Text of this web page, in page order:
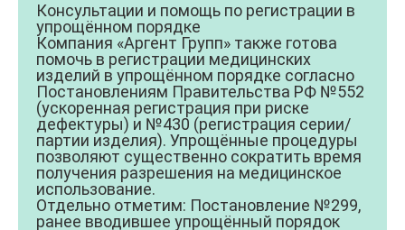
Консультации и помощь по регистрации в
упрощённом порядке
Компания «Аргент Групп» также готова
помочь в регистрации медицинских
изделий в упрощённом порядке согласно
Постановлениям Правительства РФ №552
(ускоренная регистрация при риске
дефектуры) и №430 (регистрация серии/
партии изделия). Упрощённые процедуры
позволяют существенно сократить время
получения разрешения на медицинское
использование.
Отдельно отметим: Постановление №299,
ранее вводившее упрощённый порядок